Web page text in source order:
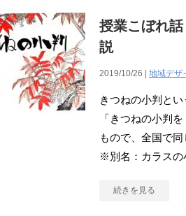
授業こぼれ
説
2019/10/26 | 地域デザ
きつねの小判と
「きつねの小判
もので、全国で同
※別名：カラス
続きを見る